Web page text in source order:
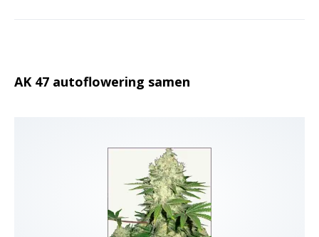
AK 47 autoflowering samen